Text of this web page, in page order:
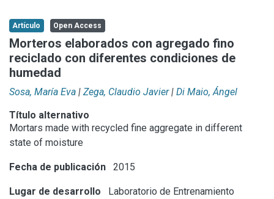
Aportar material
Statistics
Artículo Open Access
Morteros elaborados con agregado fino
reciclado con diferentes condiciones de
humedad
Sosa, María Eva | Zega, Claudio Javier | Di Maio, Ángel
Título alternativo
Mortars made with recycled fine aggregate in different
state of moisture
Fecha de publicación 2015
Lugar de desarrollo
Laboratorio de Entrenamiento